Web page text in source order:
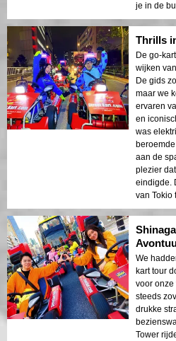
je in de
Thrills
De go-
wijken
De gids
maar we
ervaren
en
was
aan de
plezier
eindigde.
van Tokio
We
kart tour
voor
steeds
drukke
Tower